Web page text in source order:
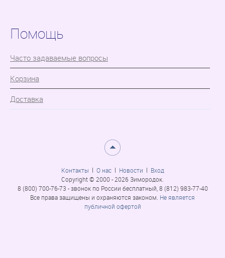
Помощь
Часто задаваемые вопросы
Корзина
Доставка
Контакты О нас Новости
Вход
Copyright © 2000 - 2026 Зимородок.
8 (800) 700-76-73 - звонок по России бесплатный, 8 (812) 983-77-40
Все права защищены и охраняются законом. Не является
публичной офертой